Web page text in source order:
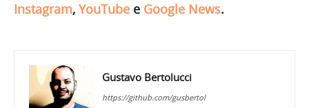
Instagram, YouTube e Google News.
Gustavo Bertolucci
https://github.com/gusbertol